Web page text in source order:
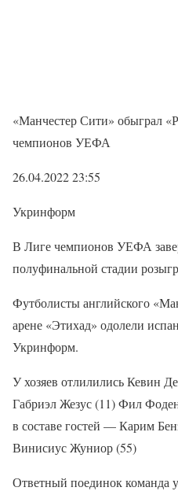
«Манчестер Сити» обыграл
чемпионов УЕФА
26.04.2022 23:55
Укринформ
В Лиге чемпионов УЕФА
полуфинальной стадии
Футболисты английского
арене «Этихад» одолели
Укринформ.
У хозяев отлилились Кевин
Габриэл Жезус (11) Фил
в составе гостей — Карим
Винисиус Жуниор (55)
Ответный поединок команда